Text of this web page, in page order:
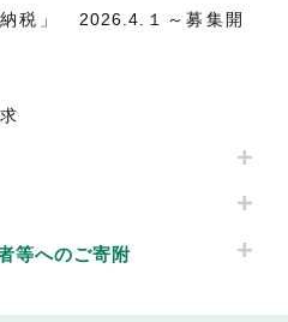
納税」 2026.4.１～募集開
等へのご寄附